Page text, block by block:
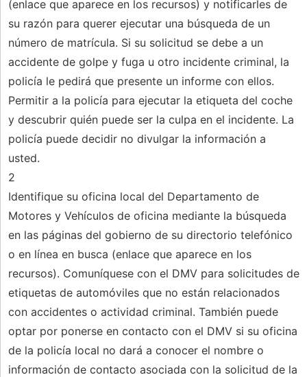
(enlace que aparece en los recursos) y notificarles de
su razón para querer ejecutar una búsqueda de un
número de matrícula. Si su solicitud se debe a un
accidente de golpe y fuga u otro incidente criminal, la
policía le pedirá que presente un informe con ellos.
Permitir a la policía para ejecutar la etiqueta del coche
y descubrir quién puede ser la culpa en el incidente. La
policía puede decidir no divulgar la información a
usted.
2
Identifique su oficina local del Departamento de
Motores y Vehículos de oficina mediante la búsqueda
en las páginas del gobierno de su directorio telefónico
o en línea en busca (enlace que aparece en los
recursos). Comuníquese con el DMV para solicitudes de
etiquetas de automóviles que no están relacionados
con accidentes o actividad criminal. También puede
optar por ponerse en contacto con el DMV si su oficina
de la policía local no dará a conocer el nombre o
información de contacto asociada con la solicitud de la